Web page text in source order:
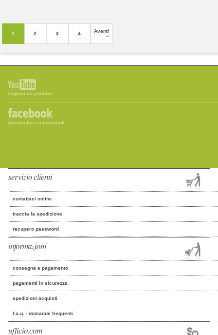
1 2 3 4
Avanti
»
seguici su youtube
diventa fan su facebook
servizio clienti
contattaci online
traccia la spedizione
recupero password
informazioni
consegna e pagamento
pagamenti in sicurezza
spedizioni acquisti
f.a.q. - domande frequenti
ufficio.com